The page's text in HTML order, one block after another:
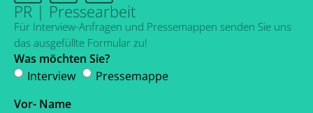
PR | Pressearbeit
Für Interview-Anfragen und Pressemappen senden Sie uns
das ausgefüllte Formular zu!
Was möchten Sie?
Interview
Pressemappe
Vor- Name